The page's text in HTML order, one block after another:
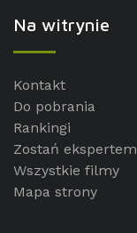
Na witrynie
Kontakt
Do pobrania
Rankingi
Zostań ekspertem
Wszystkie filmy
Mapa strony